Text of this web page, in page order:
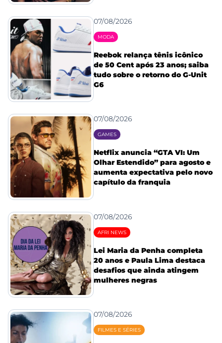
07/08/2026
MODA
Reebok relança tênis icônico
de 50 Cent após 23 anos; saiba
tudo sobre o retorno do G-Unit
G6
07/08/2026
GAMES
Netflix anuncia “GTA VI: Um
Olhar Estendido” para agosto e
aumenta expectativa pelo novo
capítulo da franquia
07/08/2026
AFRI NEWS
Lei Maria da Penha completa
20 anos e Paula Lima destaca
desafios que ainda atingem
mulheres negras
07/08/2026
FILMES E SÉRIES